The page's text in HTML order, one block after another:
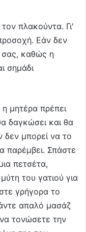
πλακούντα. Γι'
Εάν δεν
σας, καθώς η
σημάδι
μητέρα πρέπει
δαγκώσει και θα
δεν μπορεί να το
παρέμβει. Σπάστε
πετσέτα,
του γατιού για
γρήγορα το
απαλό μασάζ
τονώσετε την